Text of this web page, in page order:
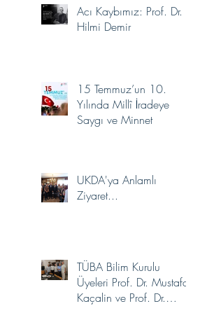
Acı Kaybımız: Prof. Dr.
Hilmi Demir
15 Temmuz’un 10.
Yılında Millî İradeye
Saygı ve Minnet
UKDA'ya Anlamlı
Ziyaret...
TÜBA Bilim Kurulu
Üyeleri Prof. Dr. Mustafa
Kaçalin ve Prof. Dr.